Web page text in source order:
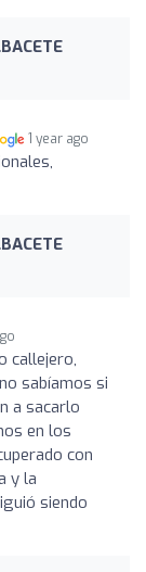
1 year ago
callejero,
sabíamos si
a sacarlo
en los
con
y la
siendo